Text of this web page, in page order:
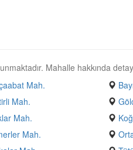
Mahalle hakkında
Mah.
Mah.
Mah.
Mah.